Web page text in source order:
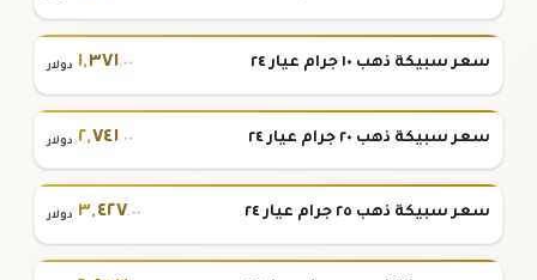
سعر سبيكة ذهب ١٠ جرام عيار ٢٤ ١,٣٧١.٠٠ دولار
سعر سبيكة ذهب ٢٠ جرام عيار ٢٤ ٢,٧٤١.٠٠ دولار
سعر سبيكة ذهب ٢٥ جرام عيار ٢٤ ٣,٤٢٧.٠٠ دولار